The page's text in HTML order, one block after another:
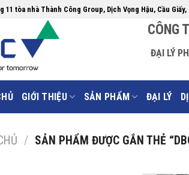
11 tòa nhà Thành Công Group, Dịch Vọng Hậu, Cầu Giấy,
CÔNG
ĐẠI LÝ
GIỚI THIỆU SẢN PHẨM ĐẠI LÝ
/ SẢN PHẨM ĐƯỢC GẮN THẺ